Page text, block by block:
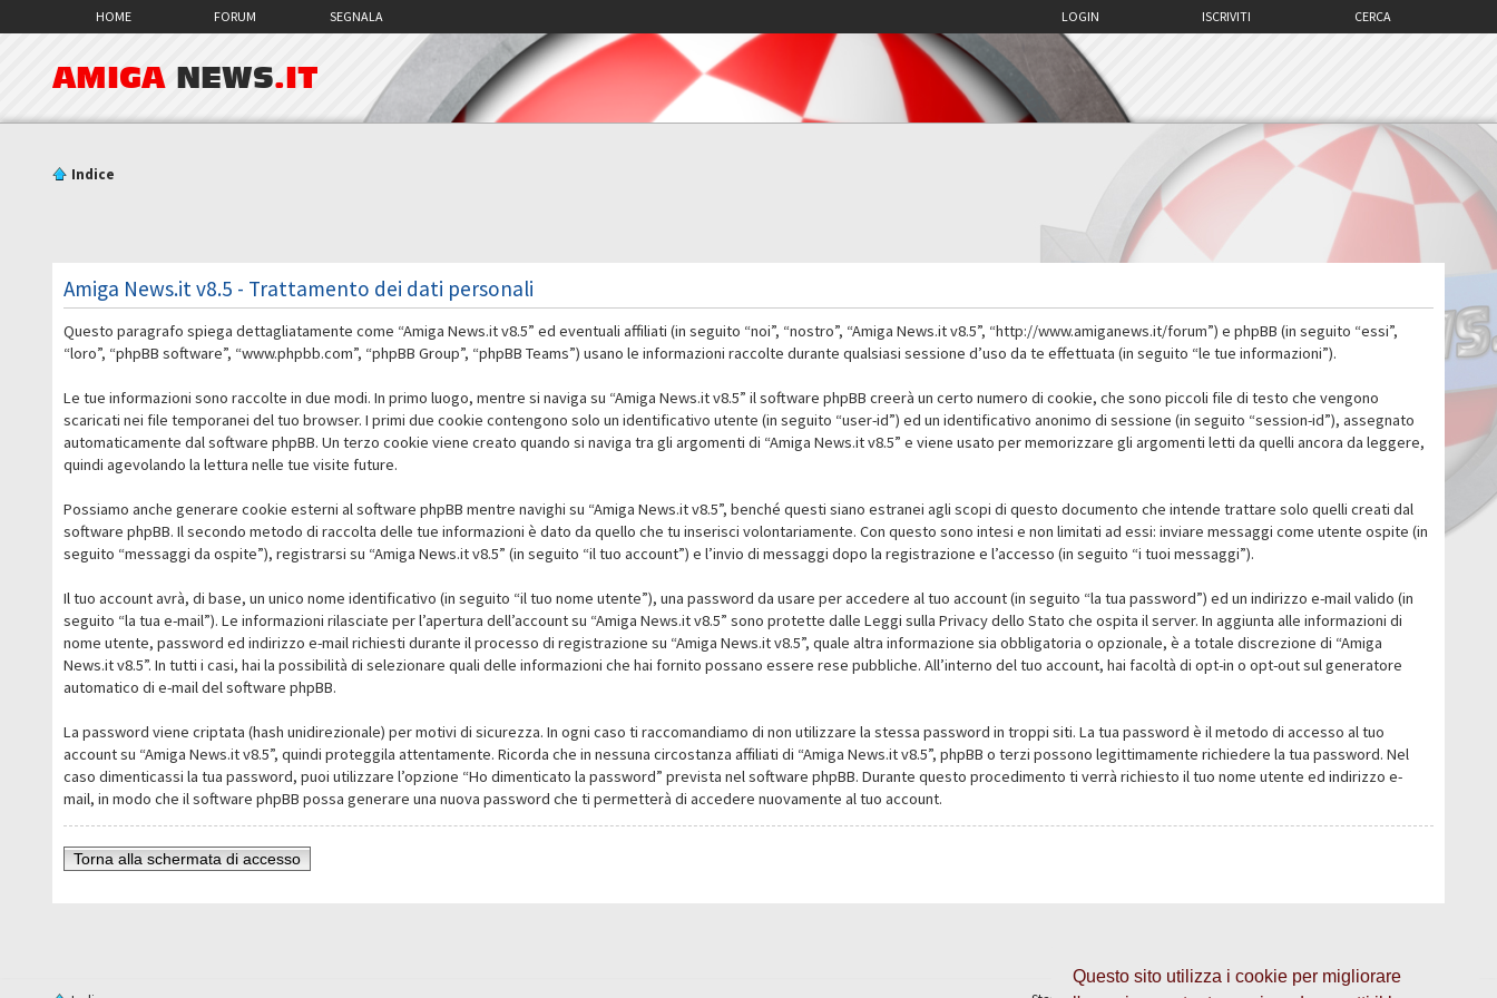
Questo sito utilizza i cookie per migliorare
HOME FORUM SEGNALA CERCA
ISCRIVITI
LOGIN
AMIGA NEWS.IT
Indice
Amiga News.it v8.5 - Trattamento dei dati personali
Questo paragrafo spiega dettagliatamente come “Amiga News.it v8.5” ed eventuali affiliati (in seguito “noi”, “nostro”, “Amiga News.it v8.5”, “http://www.amiganews.it/forum”) e phpBB (in seguito “essi”,
“loro”, “phpBB software”, “www.phpbb.com”, “phpBB Group”, “phpBB Teams”) usano le informazioni raccolte durante qualsiasi sessione d’uso da te effettuata (in seguito “le tue informazioni”).
Le tue informazioni sono raccolte in due modi. In primo luogo, mentre si naviga su “Amiga News.it v8.5” il software phpBB creerà un certo numero di cookie, che sono piccoli file di testo che vengono
scaricati nei file temporanei del tuo browser. I primi due cookie contengono solo un identificativo utente (in seguito “user-id”) ed un identificativo anonimo di sessione (in seguito “session-id”), assegnato
automaticamente dal software phpBB. Un terzo cookie viene creato quando si naviga tra gli argomenti di “Amiga News.it v8.5” e viene usato per memorizzare gli argomenti letti da quelli ancora da leggere,
quindi agevolando la lettura nelle tue visite future.
Possiamo anche generare cookie esterni al software phpBB mentre navighi su “Amiga News.it v8.5”, benché questi siano estranei agli scopi di questo documento che intende trattare solo quelli creati dal
software phpBB. Il secondo metodo di raccolta delle tue informazioni è dato da quello che tu inserisci volontariamente. Con questo sono intesi e non limitati ad essi: inviare messaggi come utente ospite (in
seguito “messaggi da ospite”), registrarsi su “Amiga News.it v8.5” (in seguito “il tuo account”) e l’invio di messaggi dopo la registrazione e l’accesso (in seguito “i tuoi messaggi”).
Il tuo account avrà, di base, un unico nome identificativo (in seguito “il tuo nome utente”), una password da usare per accedere al tuo account (in seguito “la tua password”) ed un indirizzo e-mail valido (in
seguito “la tua e-mail”). Le informazioni rilasciate per l’apertura dell’account su “Amiga News.it v8.5” sono protette dalle Leggi sulla Privacy dello Stato che ospita il server. In aggiunta alle informazioni di
nome utente, password ed indirizzo e-mail richiesti durante il processo di registrazione su “Amiga News.it v8.5”, quale altra informazione sia obbligatoria o opzionale, è a totale discrezione di “Amiga
News.it v8.5”. In tutti i casi, hai la possibilità di selezionare quali delle informazioni che hai fornito possano essere rese pubbliche. All’interno del tuo account, hai facoltà di opt-in o opt-out sul generatore
automatico di e-mail del software phpBB.
La password viene criptata (hash unidirezionale) per motivi di sicurezza. In ogni caso ti raccomandiamo di non utilizzare la stessa password in troppi siti. La tua password è il metodo di accesso al tuo
account su “Amiga News.it v8.5”, quindi proteggila attentamente. Ricorda che in nessuna circostanza affiliati di “Amiga News.it v8.5”, phpBB o terzi possono legittimamente richiedere la tua password. Nel
caso dimenticassi la tua password, puoi utilizzare l’opzione “Ho dimenticato la password” prevista nel software phpBB. Durante questo procedimento ti verrà richiesto il tuo nome utente ed indirizzo e-
mail, in modo che il software phpBB possa generare una nuova password che ti permetterà di accedere nuovamente al tuo account.
Torna alla schermata di accesso